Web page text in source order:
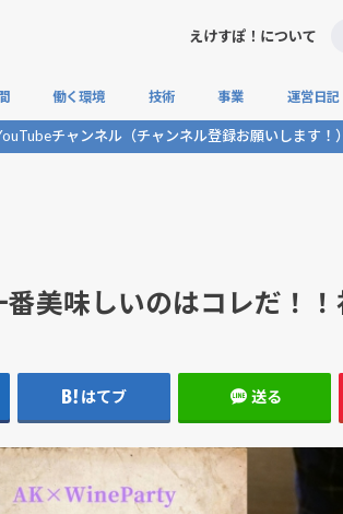
えけすぽ！について
タビュー
ケート
働く環境
社内制度
福利厚生
組織
技術
生成AI
社内開発
Tips
事業
自社開発
ゲームイベント
運営日記
ネタ
エイプリ
チャンネル（チャンネル登録お願いします！）
美味しいのはコレだ！
はてブ 送る